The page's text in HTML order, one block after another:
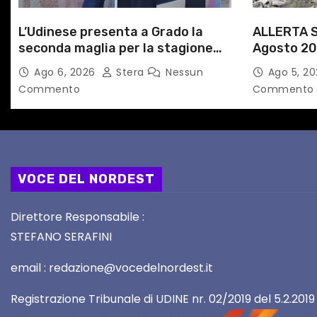
c
o
l
i
L’Udinese presenta a Grado la
seconda maglia per la stagione
2026/27
Ago 6, 2026 Stera
Nessun
Commento
ALLERTA
Agosto
alleAgo 5,
Commento
VOCE DEL NORDEST
Direttore Responsabile :
STEFANO SERAFINI
email : redazione@vocedelnordest.it
Registrazione Tribunale di UDINE nr. 02/2019 del 5.2.2019